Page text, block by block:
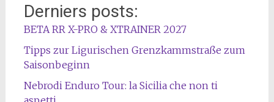
Derniers posts:
BETA RR X-PRO & XTRAINER 2027
Tipps zur Ligurischen Grenzkammstraße zum
Saisonbeginn
Nebrodi Enduro Tour: la Sicilia che non ti